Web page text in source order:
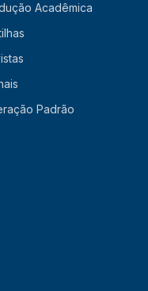
Acadêmica
Padrão